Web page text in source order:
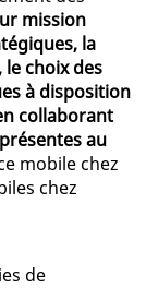
mission
la
choix des
à disposition
collaborant
au
mobile chez
chez
de